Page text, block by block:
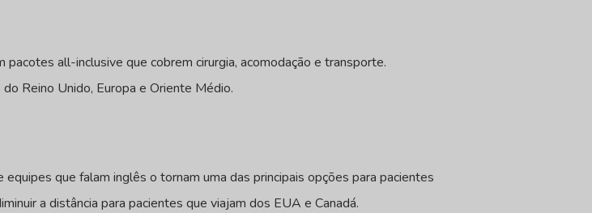
all-inclusive que cobrem cirurgia, acomodação e transporte.
Reino Unido, Europa e Oriente Médio.
que falam inglês o tornam uma das principais opções para pacientes
a distância para pacientes que viajam dos EUA e Canadá.